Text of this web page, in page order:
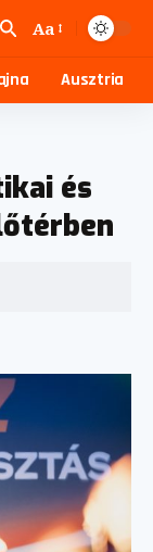
Aa
Ausztria
és